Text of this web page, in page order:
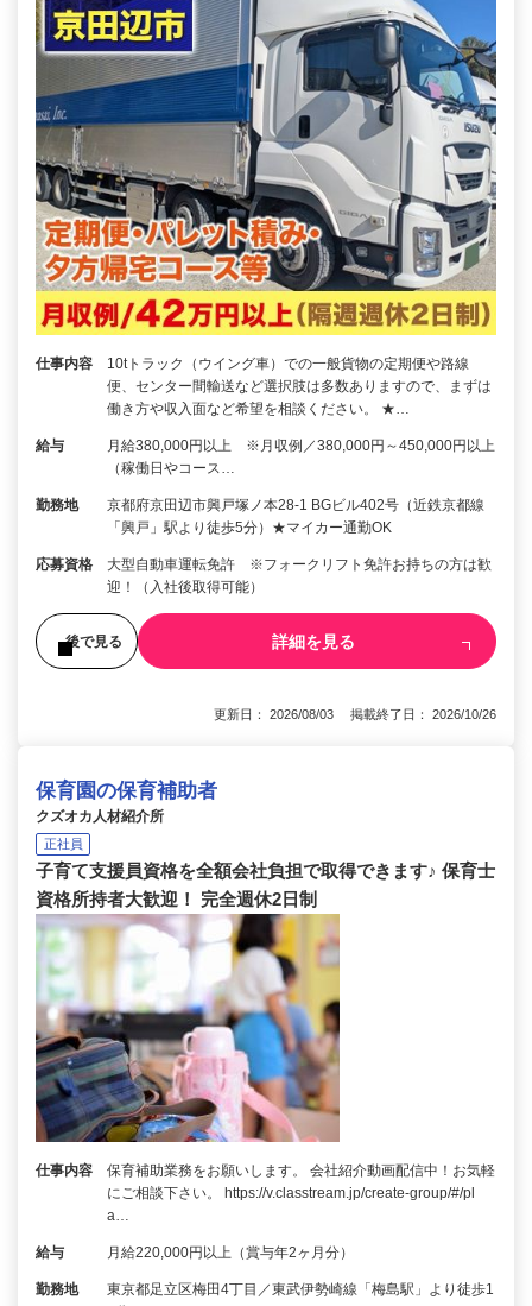
仕事内容
10tトラック（ウイング車）での一般貨物の定期便や路線
便、センター間輸送など選択肢は多数ありますので、まずは
働き方や収入面など希望を相談ください。 ★…
給与
月給380,000円以上 ※月収例／380,000円～450,000円以上
（稼働日やコース…
勤務地
京都府京田辺市興戸塚ノ本28-1 BGビル402号（近鉄京都線
「興戸」駅より徒歩5分）★マイカー通勤OK
応募資格
大型自動車運転免許 ※フォークリフト免許お持ちの方は歓
迎！（入社後取得可能）
後で見る 詳細を見る
更新日： 2026/08/03 掲載終了日： 2026/10/26
保育園の保育補助者
クズオカ人材紹介所
正社員
子育て支援員資格を全額会社負担で取得できます♪ 保育士
資格所持者大歓迎！ 完全週休2日制
仕事内容
保育補助業務をお願いします。 会社紹介動画配信中！お気軽
にご相談下さい。 https://v.classtream.jp/create-group/#/pl
a…
給与 月給220,000円以上（賞与年2ヶ月分）
勤務地
東京都足立区梅田4丁目／東武伊勢崎線「梅島駅」より徒歩1